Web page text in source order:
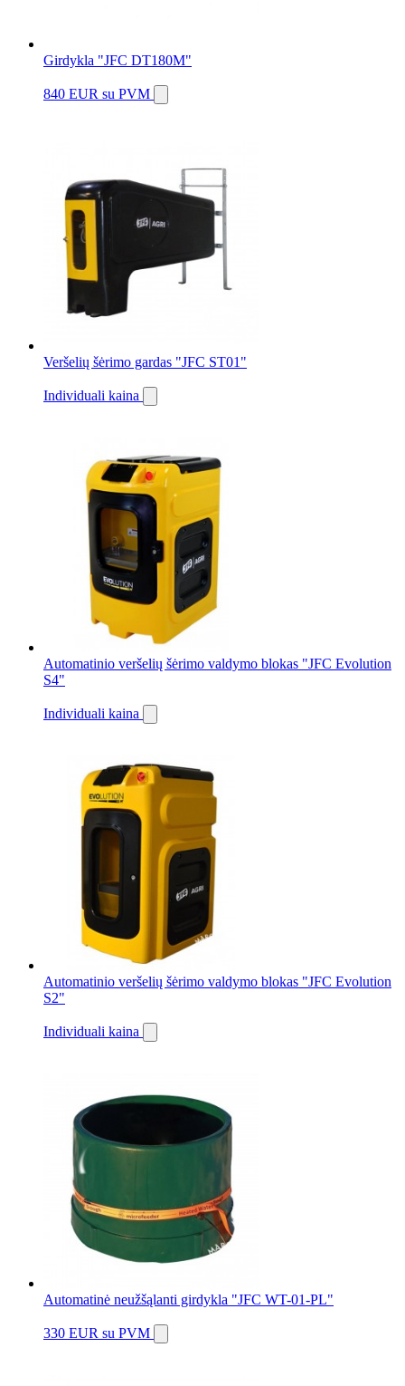
Girdykla "JFC DT180M"
840 EUR su PVM
Veršelių šėrimo gardas "JFC ST01"
Individuali kaina
Automatinio veršelių šėrimo valdymo blokas "JFC Evolution
S4"
Individuali kaina
Automatinio veršelių šėrimo valdymo blokas "JFC Evolution
S2"
Individuali kaina
Automatinė neužšąlanti girdykla "JFC WT-01-PL"
330 EUR su PVM